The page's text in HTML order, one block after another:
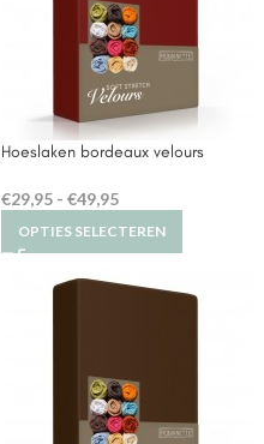
Hoeslaken bordeaux velours
€29,95 - €49,95
OPTIES SELECTEREN